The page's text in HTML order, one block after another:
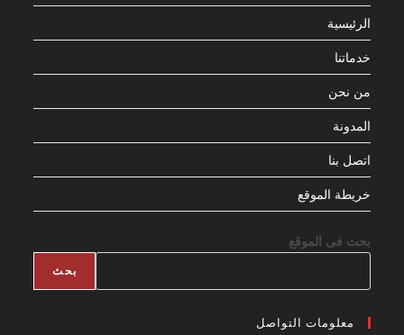
الرئيسية
خدماتنا
من نحن
المدونة
اتصل بنا
خريطة الموقع
بحث فى الموقع
بحث
معلومات التواصل